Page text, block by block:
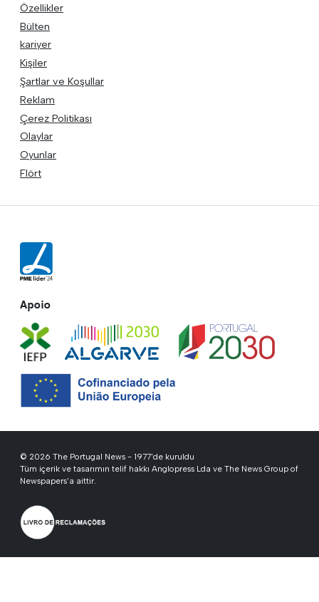
Özellikler
Bülten
kariyer
Kişiler
Şartlar ve Koşullar
Reklam
Çerez Politikası
Olaylar
Oyunlar
Flört
Apoio
© 2026 The Portugal News - 1977'de kuruldu
Tüm içerik ve tasarımın telif hakkı Anglopress Lda ve The News Group of
Newspapers'a aittir.